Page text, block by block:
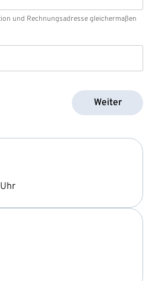
und Rechnungsadresse gleichermaßen
Weiter